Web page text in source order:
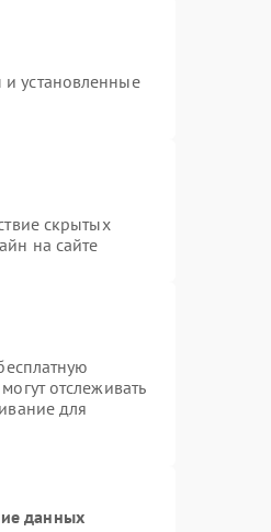
установленные
скрытых
на сайте
отслеживать
для
данных